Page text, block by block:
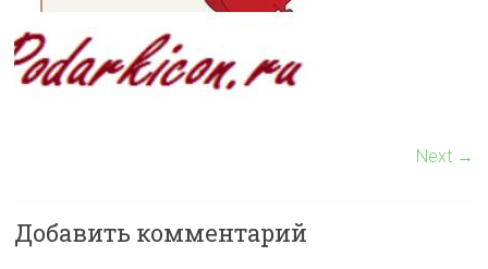
Next →
Добавить комментарий